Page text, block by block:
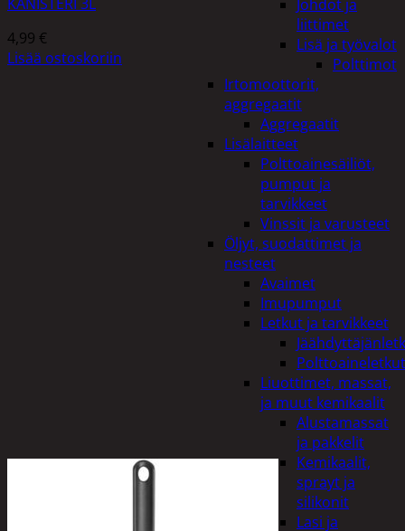
Johdot ja
liittimet
Lisä ja työvalot
Polttimot
Irtomoottorit,
aggregaatit
Aggregaatit
Lisälaitteet
Polttoainesäiliöt,
pumput ja
tarvikkeet
Vinssit ja varusteet
Öljyt, suodattimet ja
nesteet
Avaimet
Imupumput
Letkut ja tarvikkeet
Polttoaineletkut
Liuottimet, massat,
ja muut kemikaalit
Alustamassat
ja pakkelit
Kemikaalit,
sprayt ja
silikonit
Lasi ja
4,99 €
Lisää ostoskoriin